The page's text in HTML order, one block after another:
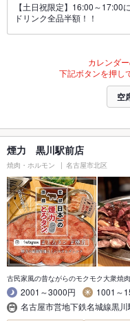
【土日祝限定】16:00～17:00
ドリンク全品半額！！
カレンダ
下記ボタンを押し
空
煙力 黒川駅前店
焼肉・ホルモン 名古屋市北区
古民家風の昔ながらのモクモク大衆焼肉
2001～3000円
1001～
名古屋市営地下鉄名城線黒